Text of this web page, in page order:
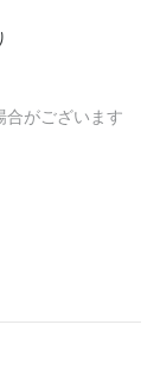
がございます